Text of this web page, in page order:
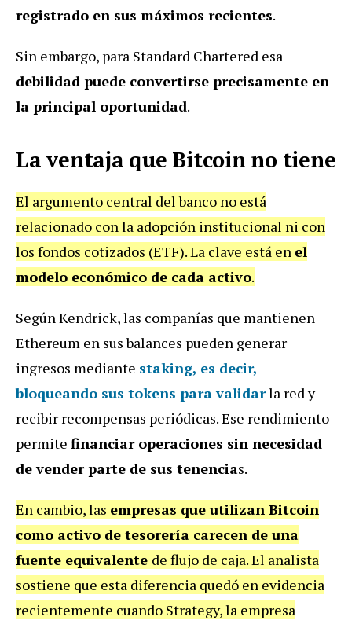
registrado en sus máximos recientes.
Sin embargo, para Standard Chartered esa
debilidad puede convertirse precisamente en
la principal oportunidad.
La ventaja que Bitcoin no tiene
El argumento central del banco no está
relacionado con la adopción institucional ni con
los fondos cotizados (ETF). La clave está en el
modelo económico de cada activo.
Según Kendrick, las compañías que mantienen
Ethereum en sus balances pueden generar
ingresos mediante staking, es decir,
bloqueando sus tokens para validarla red y
recibir recompensas periódicas. Ese rendimiento
permite financiar operaciones sin necesidad
de vender parte de sus tenencias.
En cambio, las empresas que utilizan Bitcoin
como activo de tesorería carecen de una
fuente equivalente de flujo de caja. El analista
sostiene que esta diferencia quedó en evidencia
recientemente cuando Strategy, la empresa